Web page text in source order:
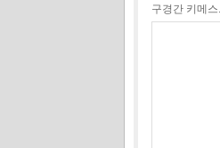
구경간 키메